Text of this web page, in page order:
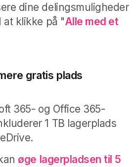
dine delingsmuligheder
at klikke på "Alle med et
gratis plads
365- og Office 365-
1 TB lagerplads
øge lagerpladsen til 5